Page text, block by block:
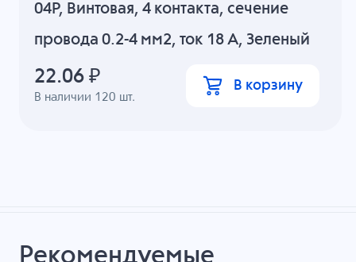
04P, Винтовая, 4 контакта, сечение
провода 0.2-4 мм2, ток 18 A, Зеленый
В наличии 120 шт.
22.06 ₽ В корзину
Рекомендуемые